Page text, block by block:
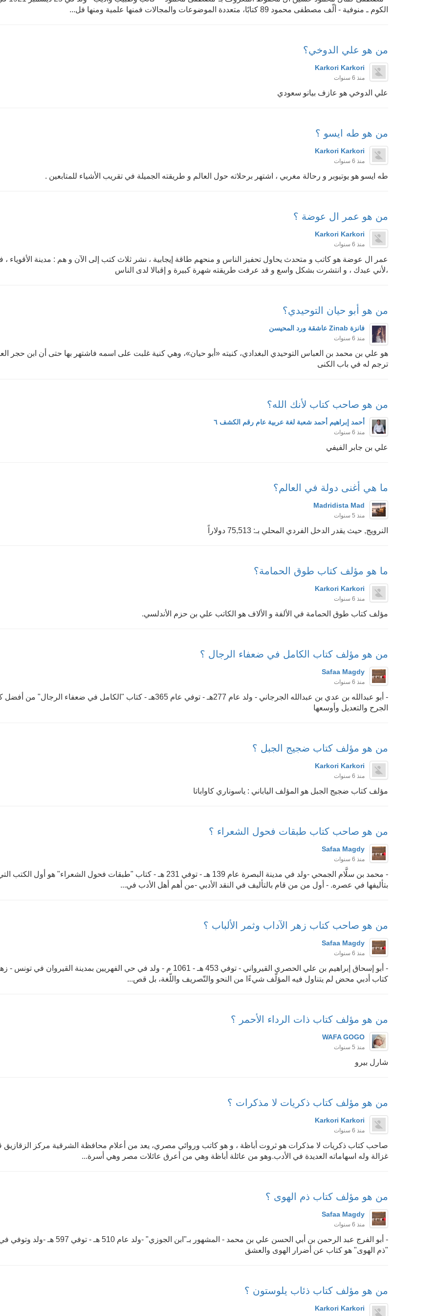
الكوم ـ منوفية - ألّف مصطفى محمود 89 كتابًا، متعددة الموضوعات والمجالات فمنها علمية ومنها فل...
من هو علي الدوخي؟
Karkori Karkori
منذ 6 سنوات
علي الدوخي هو عازف بيانو سعودي
من هو طه ايسو ؟
Karkori Karkori
منذ 6 سنوات
طه ايسو هو يوتيوبر و رحالة مغربي ، اشتهر برحلاته حول العالم و طريقته الجميلة في تقريب الأشياء للمتابعين .
من هو عمر ال عوضة ؟
Karkori Karkori
منذ 6 سنوات
عمر ال عوضة هو كاتب و متحدث يحاول تحفيز الناس و منحهم طاقة إيجابية ، نشر ثلاث كتب إلى الآن و هم : مدينة الأقوياء ،
،لأني عبدك ، و انتشرت بشكل واسع و قد عرفت طريقته شهرة كبيرة و إقبالا لدى الناس
من هو أبو حيان التوحيدي؟
فانزة Zinab عاشقة ورد المحيسن
منذ 6 سنوات
هو علي بن محمد بن العباس التوحيدي البغدادي، كنيته «أبو حيان»، وهي كنية غلبت على اسمه فاشتهر بها حتى أن ابن حجر
ترجم له في باب الكنى
من هو صاحب كتاب لأنك الله؟
أحمد إبراهيم أحمد شعبة لغة عربية عام رقم الكشف ٦
منذ 6 سنوات
علي بن جابر الفيفي
ما هي أغنى دولة في العالم؟
Madridista Mad
منذ 5 سنوات
النرويج, حيث يقدر الدخل الفردي المحلي بـ: 75,513 دولاراً
ما هو مؤلف كتاب طوق الحمامة؟
Karkori Karkori
منذ 6 سنوات
مؤلف كتاب طوق الحمامة في الألفة و الألاف هو الكاتب علي بن حزم الأندلسي.
من هو مؤلف كتاب الكامل في ضعفاء الرجال ؟
Safaa Magdy
منذ 6 سنوات
- أبو عبدالله بن عدي بن عبدالله الجرجاني - ولد عام 277هـ - توفي عام 365هـ - كتاب "الكامل في ضعفاء الرجال" من
الجرح والتعديل وأوسعها
من هو مؤلف كتاب ضجيج الجبل ؟
Karkori Karkori
منذ 6 سنوات
مؤلف كتاب ضجيج الجبل هو المؤلف الياباني : ياسوناري كاواباتا
من هو صاحب كتاب طبقات فحول الشعراء ؟
Safaa Magdy
منذ 6 سنوات
- محمد بن سلَّام الجمحي -ولد في مدينة البصرة عام 139 هـ - توفي 231 هـ - كتاب "طبقات فحول الشعراء" هو أول
بتأليفها في عصره. - أول من من قام بالتأليف في النقد الأدبي -من أهم أهل الأدب في...
من هو صاحب كتاب زهر الآداب وثمر الألباب ؟
Safaa Magdy
منذ 6 سنوات
- أبو إسحاق إبراهيم بن علي الحصري القيرواني - توفي 453 هـ - 1061 م - ولد في حي الفهريين بمدينة القيروان في
كتاب أدبي محض لم يتناول فيه المؤلّف شيءًا من النحو والتّصريف واللّغة، بل قص...
من هو مؤلف كتاب ذات الرداء الأحمر ؟
WAFA GOGO
منذ 5 سنوات
شارل بيرو
من هو مؤلف كتاب ذكريات لا مذكرات ؟
Karkori Karkori
منذ 6 سنوات
صاحب كتاب ذكريات لا مذكرات هو ثروت أباظة ، و هو كاتب وروائي مصري، يعد من أعلام محافظة الشرقية مركز الزقازيق
غزالة وله اسهاماته العديدة في الأدب.وهو من عائلة أباظة وهي من أعرق عائلات مصر وهي أسرة...
من هو مؤلف كتاب ذم الهوى ؟
Safaa Magdy
منذ 6 سنوات
- أبو الفرج عبد الرحمن بن أبي الحسن علي بن محمد - المشهور بـ"ابن الجوزي" -ولد عام
"ذم الهوى" هو كتاب عن أضرار الهوى والعشق
من هو مؤلف كتاب ذئاب يلوستون ؟
Karkori Karkori